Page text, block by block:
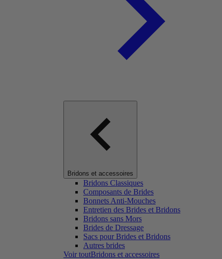
Bridons et accessoires
Bridons Classiques
Composants de Brides
Bonnets Anti-Mouches
Entretien des Brides et Bridons
Bridons sans Mors
Brides de Dressage
Sacs pour Brides et Bridons
Autres brides
Voir toutBridons et accessoires